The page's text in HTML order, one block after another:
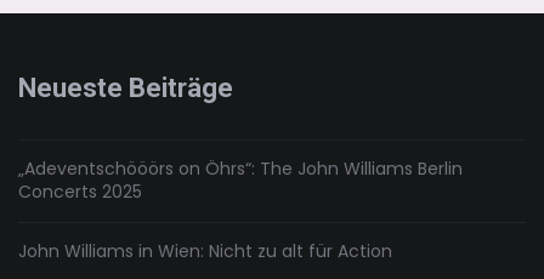
Neueste Beiträge
„Adeventschööörs on Öhrs“: The John Williams Berlin
Concerts 2025
John Williams in Wien: Nicht zu alt für Action